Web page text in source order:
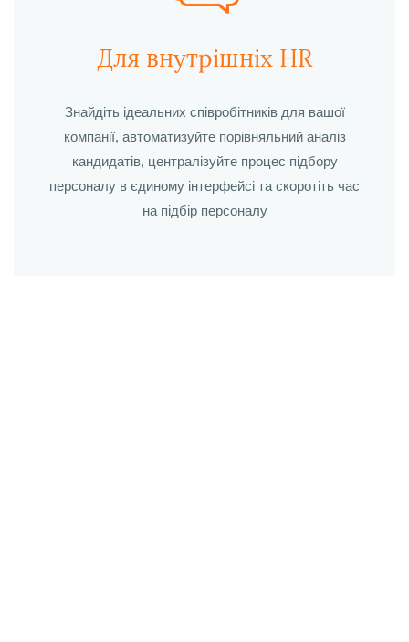
Для внутрішніх HR
Знайдіть ідеальних співробітників для вашої
компанії, автоматизуйте порівняльний аналіз
кандидатів, централізуйте процес підбору
персоналу в єдиному інтерфейсі та скоротіть час
на підбір персоналу